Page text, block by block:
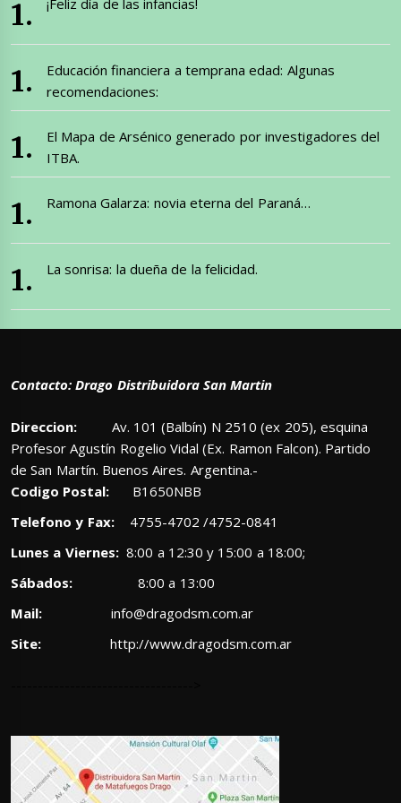
¡Feliz día de las infancias!
Educación financiera a temprana edad: Algunas
recomendaciones:
El Mapa de Arsénico generado por investigadores del
ITBA.
Ramona Galarza: novia eterna del Paraná…
La sonrisa: la dueña de la felicidad.
Contacto: Drago Distribuidora San Martin
Direccion: Av. 101 (Balbín) N 2510 (ex 205), esquina
Profesor Agustín Rogelio Vidal (Ex. Ramon Falcon). Partido
de San Martín. Buenos Aires. Argentina.-
Codigo Postal: B1650NBB
Telefono y Fax:4755-4702 /4752-0841
Lunes a Viernes:8:00 a 12:30 y 15:00 a 18:00;
Sábados: 8:00 a 13:00
Mail:
info@dragodsm.com.ar
Site:
http://www.dragodsm.com.ar